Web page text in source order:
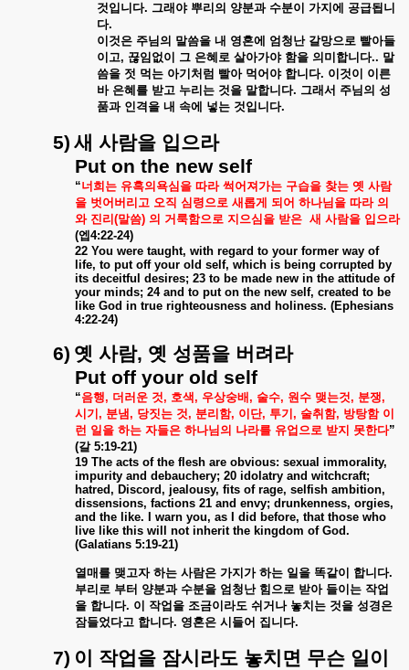
것입니다. 그래야 뿌리의 양분과 수분이 가지에 공급됩니
다.
이것은 주님의 말씀을 내 영혼에 엄청난 갈망으로 빨아들
이고, 끊임없이 그 은혜로 살아가야 함을 의미합니다.. 말
씀을 젓 먹는 아기처럼 빨아 먹어야 합니다. 이것이
이른
바 은혜를 받고 누리는 것을 말합니다. 그래서 주님의 성
품과 인격을 내 속에 넣는 것입니다.
5) 새 사람을 입으라
Put on the new self
“너희는 유혹의욕심을 따라 썩어져가는 구습을 찾는 옛 사람
을 벗어버리고 오직 심령으로 새롭게 되어 하나님을 따라 의
와 진리 (말씀) 의 거룩함으로 지으심을 받은 새 사람을 입으라
(엡4:22-24)
22 You were taught, with regard to your former way of
life, to put off your old self, which is being corrupted by
its deceitful desires; 23 to be made new in the attitude of
your minds; 24 and to put on the new self, created to be
like God in true righteousness and holiness. (Ephesians
4:22-24)
6) 옛 사람, 옛 성품을 버려라
Put off your old self
“음행, 더러운 것, 호색, 우상숭배, 술수, 원수 맺는것, 분쟁,
시기 , 분냄, 당짓는 것, 분리함, 이단, 투기 , 술취함, 방탕함 이
런 일을 하는 자들은 하나님의 나라를 유업으로 받지 못한다”
(갈 5:19-21)
19 The acts of the flesh are obvious: sexual immorality,
impurity and debauchery; 20 idolatry and witchcraft;
hatred, Discord, jealousy, fits of rage, selfish ambition,
dissensions, factions 21 and envy; drunkenness, orgies,
and the like. I warn you, as I did before, that those who
live like this will not inherit the kingdom of God.
(Galatians 5:19-21)
열매를 맺고자 하는 사람은 가지가 하는 일을 똑같이 합니다.
부리로 부터 양분과 수분을 엄청난 힘으로 받아 들이는 작업
을 합니다. 이 작업을 조금이라도 쉬거나 놓치는 것을 성경은
잠들었다고 합니다. 영혼은 시들어 집니다.
7) 이 작업을 잠시라도 놓치면 무슨 일이